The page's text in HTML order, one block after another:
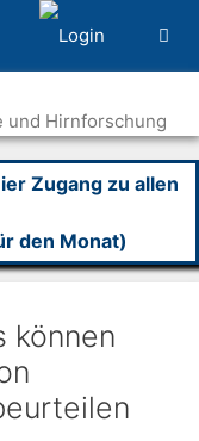
und Hirnforschung
Zugang zu allen
den Monat)
können